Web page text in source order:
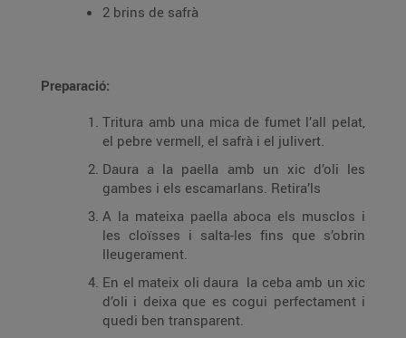
2 brins de safrà
Preparació:
Tritura amb una mica de fumet l’all pelat,
el pebre vermell, el safrà i el julivert.
Daura a la paella amb un xic d’oli les
gambes i els escamarlans. Retira’ls
A la mateixa paella aboca els musclos i
les cloïsses i salta-les fins que s’obrin
lleugerament.
En el mateix oli daura la ceba amb un xic
d’oli i deixa que es cogui perfectament i
quedi ben transparent.